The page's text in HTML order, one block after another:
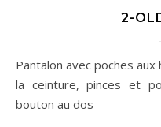
2-
Pantalon avec poches aux hanches, braguettes et bouton à
la ceinture, pinces et
bouton au dos